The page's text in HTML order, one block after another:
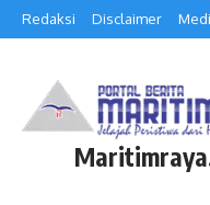
Lewati ke konten
Redaksi Disclaimer